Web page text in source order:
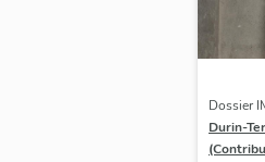
Dossier
Durin-